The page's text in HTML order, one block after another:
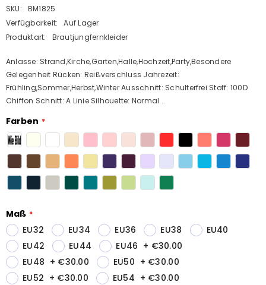
SKU:
BM1825
Verfügbarkeit:
Auf Lager
Produktart:
Brautjungfernkleider
Anlasse: Strand,Kirche,Garten,Halle,Hochzeit,Party,Besondere
Gelegenheit Rücken: Reißverschluss Jahrezeit:
Frühling,Sommer,Herbst,Winter Ausschnitt: Schulterfrei Stoff: 100D
Chiffon Schnitt: A Linie Silhouette: Normal...
Farben
Maß
EU32
EU34 EU36 EU38
EU40
EU42
EU44 EU46 + €30.00
EU48 + €30.00 EU50 + €30.00
EU52 + €30.00 EU54 + €30.00